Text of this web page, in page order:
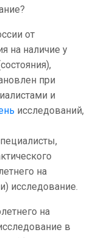
от
на наличие у
при
и
исследований,
на
исследование.
на
в